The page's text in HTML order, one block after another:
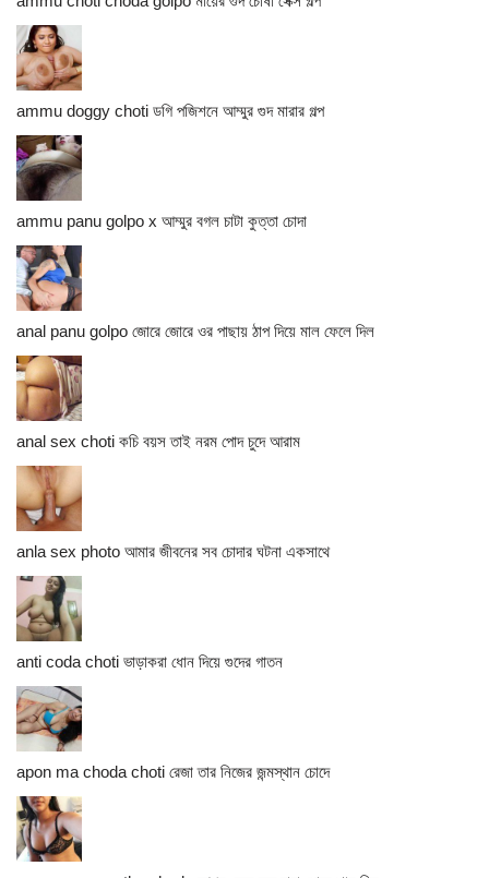
ammu doggy choti ডগি পজিশনে আম্মুর গুদ মারার গল্প
ammu panu golpo x আম্মুর বগল চাটা কুত্তা চোদা
anal panu golpo জোরে জোরে ওর পাছায় ঠাপ দিয়ে মাল ফেলে দিল
anal sex choti কচি বয়স তাই নরম পোদ চুদে আরাম
anla sex photo আমার জীবনের সব চোদার ঘটনা একসাথে
anti coda choti ভাড়াকরা ধোন দিয়ে গুদের গাতন
apon ma choda choti রেজা তার নিজের জন্মস্থান চোদে